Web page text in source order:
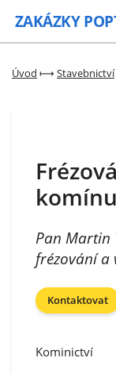
ZAKÁZKY
Úvod ⟼ Stavebnictví
Pan Martin
frézování a
Kontaktovat
Kominictví